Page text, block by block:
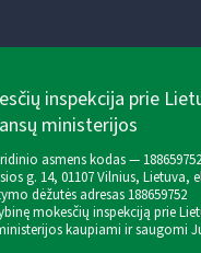
inspekcija prie
ministerijos
asmens kodas —
g. 14, 01107 Vilnius, Lietuva,
dėžutės adresas 188659752
mokesčių inspekciją prie
kaupiami ir saugomi